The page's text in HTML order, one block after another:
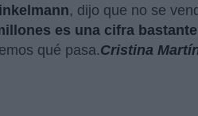
, dijo que no se
es una cifra
qué pasa.Cristina